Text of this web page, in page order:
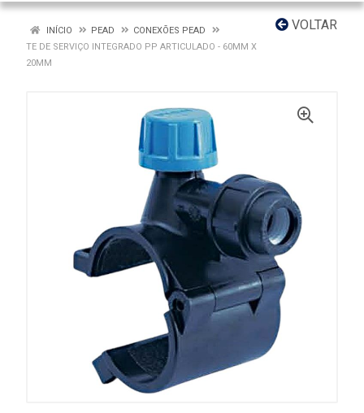
VOLTAR
INÍCIO PEAD
CONEXÕES PEAD
TE DE SERVIÇO INTEGRADO PP ARTICULADO - 60MM X
20MM